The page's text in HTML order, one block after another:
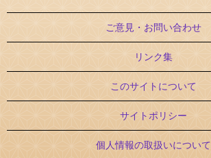
ご意見・お問い合わせ
リンク集
このサイトについて
サイトポリシー
個人情報の取扱いについて